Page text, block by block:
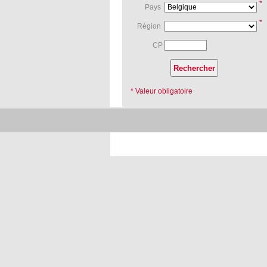
Pays *
Région *
CP
* Valeur obligatoire